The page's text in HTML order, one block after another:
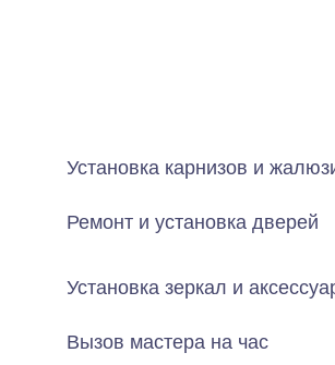
Установка карнизов и
Ремонт и установка дверей
Установка зеркал и
Вызов мастера на час